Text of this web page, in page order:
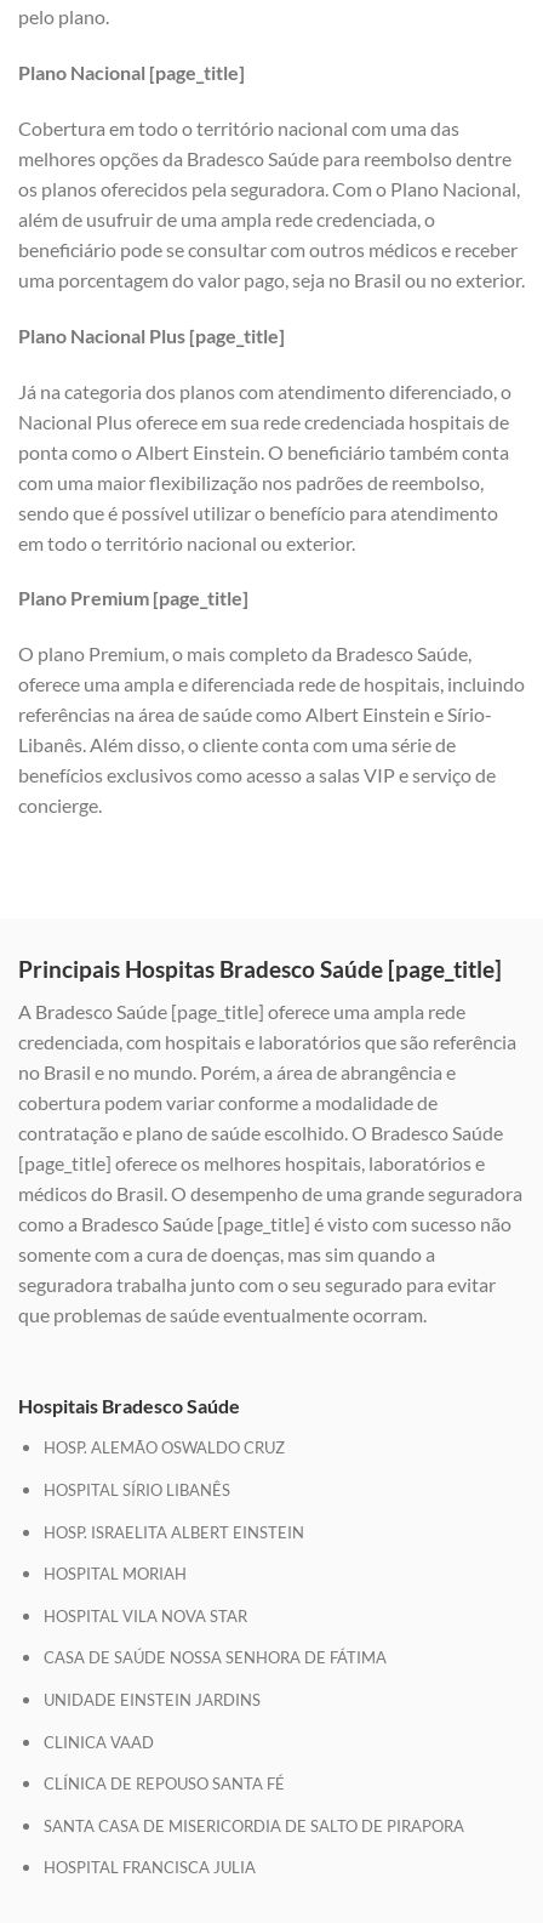
pelo plano.
Plano Nacional [page_title]
Cobertura em todo o território nacional com uma das
melhores opções da Bradesco Saúde para reembolso dentre
os planos oferecidos pela seguradora. Com o Plano Nacional,
além de usufruir de uma ampla rede credenciada, o
beneficiário pode se consultar com outros médicos e receber
uma porcentagem do valor pago, seja no Brasil ou no exterior.
Plano Nacional Plus [page_title]
Já na categoria dos planos com atendimento diferenciado, o
Nacional Plus oferece em sua rede credenciada hospitais de
ponta como o Albert Einstein. O beneficiário também conta
com uma maior flexibilização nos padrões de reembolso,
sendo que é possível utilizar o benefício para atendimento
em todo o território nacional ou exterior.
Plano Premium [page_title]
O plano Premium, o mais completo da Bradesco Saúde,
oferece uma ampla e diferenciada rede de hospitais, incluindo
referências na área de saúde como Albert Einstein e Sírio-
Libanês. Além disso, o cliente conta com uma série de
benefícios exclusivos como acesso a salas VIP e serviço de
concierge.
Principais Hospitas Bradesco Saúde [page_title]
A Bradesco Saúde [page_title] oferece uma ampla rede
credenciada, com hospitais e laboratórios que são referência
no Brasil e no mundo. Porém, a área de abrangência e
cobertura podem variar conforme a modalidade de
contratação e plano de saúde escolhido. O Bradesco Saúde
[page_title] oferece os melhores hospitais, laboratórios e
médicos do Brasil. O desempenho de uma grande seguradora
como a Bradesco Saúde [page_title] é visto com sucesso não
somente com a cura de doenças, mas sim quando a
seguradora trabalha junto com o seu segurado para evitar
que problemas de saúde eventualmente ocorram.
Hospitais Bradesco Saúde
HOSP. ALEMÃO OSWALDO CRUZ
HOSPITAL SÍRIO LIBANÊS
HOSP. ISRAELITA ALBERT EINSTEIN
HOSPITAL MORIAH
HOSPITAL VILA NOVA STAR
CASA DE SAÚDE NOSSA SENHORA DE FÁTIMA
UNIDADE EINSTEIN JARDINS
CLINICA VAAD
CLÍNICA DE REPOUSO SANTA FÉ
SANTA CASA DE MISERICORDIA DE SALTO DE PIRAPORA
HOSPITAL FRANCISCA JULIA